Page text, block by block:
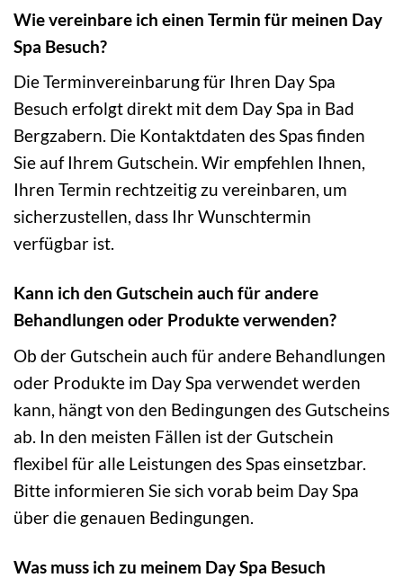
Wie vereinbare ich einen Termin für meinen Day
Spa Besuch?
Die Terminvereinbarung für Ihren Day Spa
Besuch erfolgt direkt mit dem Day Spa in Bad
Bergzabern. Die Kontaktdaten des Spas finden
Sie auf Ihrem Gutschein. Wir empfehlen Ihnen,
Ihren Termin rechtzeitig zu vereinbaren, um
sicherzustellen, dass Ihr Wunschtermin
verfügbar ist.
Kann ich den Gutschein auch für andere
Behandlungen oder Produkte verwenden?
Ob der Gutschein auch für andere Behandlungen
oder Produkte im Day Spa verwendet werden
kann, hängt von den Bedingungen des Gutscheins
ab. In den meisten Fällen ist der Gutschein
flexibel für alle Leistungen des Spas einsetzbar.
Bitte informieren Sie sich vorab beim Day Spa
über die genauen Bedingungen.
Was muss ich zu meinem Day Spa Besuch